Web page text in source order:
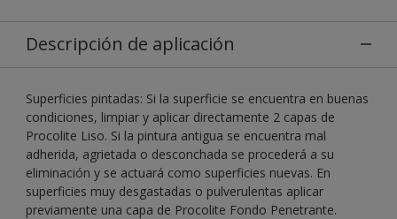
Descripción de aplicación
Superficies pintadas: Si la superficie se encuentra en buenas
condiciones, limpiar y aplicar directamente 2 capas de
Procolite Liso. Si la pintura antigua se encuentra mal
adherida, agrietada o desconchada se procederá a su
eliminación y se actuará como superficies nuevas. En
superficies muy desgastadas o pulverulentas aplicar
previamente una capa de Procolite Fondo Penetrante.